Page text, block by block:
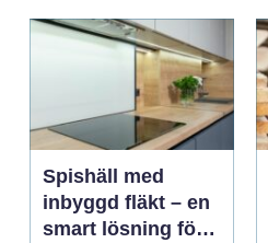
Spishäll med
inbyggd fläkt – en
smart lösning för